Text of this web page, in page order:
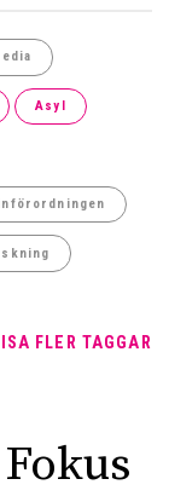
Asyl
FLER TAGGAR